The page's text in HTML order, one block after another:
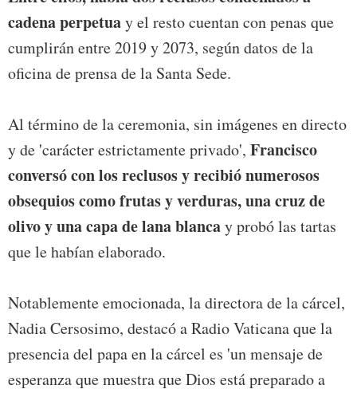
cadena perpetuay el resto cuentan con penas que
cumplirán entre 2019 y 2073, según datos de la
oficina de prensa de la Santa Sede.
Al término de la ceremonia, sin imágenes en directo
y de 'carácter estrictamente privado', Francisco
conversó con los reclusos y recibió numerosos
obsequios como frutas y verduras, una cruz de
olivo y una capa de lana blancay probó las tartas
que le habían elaborado.
Notablemente emocionada, la directora de la cárcel,
Nadia Cersosimo, destacó a Radio Vaticana que la
presencia del papa en la cárcel es 'un mensaje de
esperanza que muestra que Dios está preparado a